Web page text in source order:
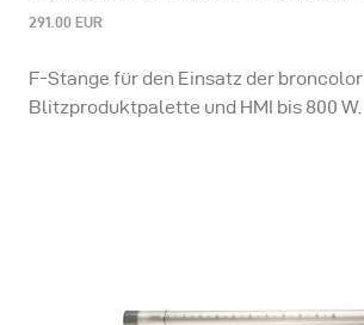
291.00 EUR
F-Stange für den Einsatz der broncolor
Blitzproduktpalette und HMI bis 800 W.